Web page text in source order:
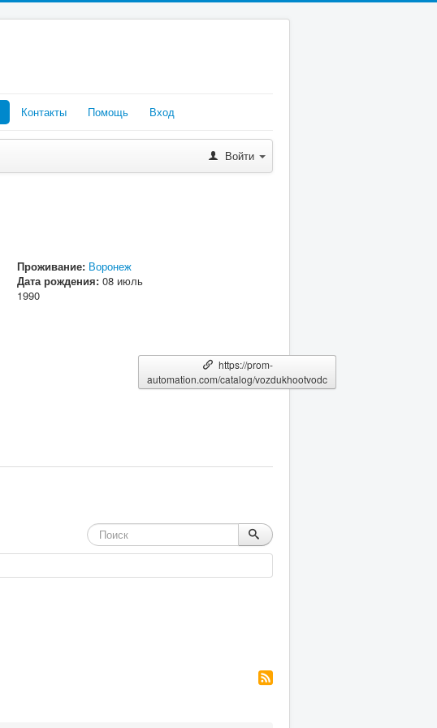
Контакты Помощь Вход
Войти
Проживание: Воронеж
Дата рождения: 08 июль
1990
https://prom-
automation.com/catalog/vozdukhootvodc